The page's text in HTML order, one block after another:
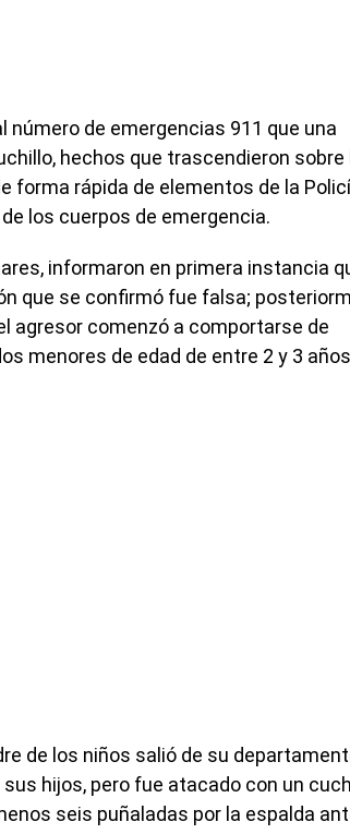
de emergencias 911 que una
hechos que trascendieron sobre
forma rápida de elementos de la
los cuerpos de emergencia.
informaron en primera instancia
que se confirmó fue falsa;
agresor comenzó a comportarse de
menores de edad de entre 2 y 3
de los niños salió de su
hijos, pero fue atacado con un
seis puñaladas por la espalda